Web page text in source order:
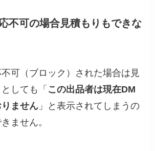
不可の場合見積もりもできな
可（ブロック）された場合は見
しても「 この出品者は現在DM
ません 」と表示されてしまうの
ません。